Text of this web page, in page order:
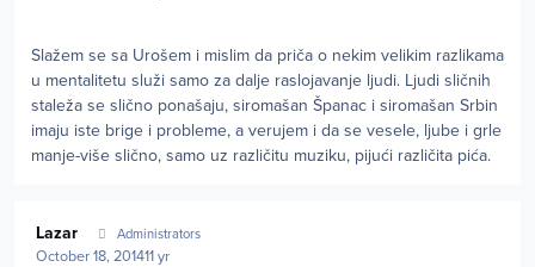
Slažem se sa Urošem i mislim da priča o nekim velikim razlikama
u mentalitetu služi samo za dalje raslojavanje ljudi. Ljudi sličnih
staleža se slično ponašaju, siromašan Španac i siromašan Srbin
imaju iste brige i probleme, a verujem i da se vesele, ljube i grle
manje-više slično, samo uz različitu muziku, pijući različita pića.
Lazar Administrators
October 18, 201411 yr